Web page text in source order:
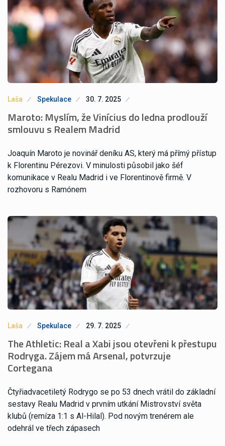
Laša Spekulace 30. 7. 2025
Maroto: Myslím, že Vinícius do ledna prodlouží
smlouvu s Realem Madrid
Joaquín Maroto je novinář deníku AS, který má přímý přístup
k Florentinu Pérezovi. V minulosti působil jako šéf
komunikace v Realu Madrid i ve Florentinově firmě. V
rozhovoru s Ramónem
Laša Spekulace 29. 7. 2025
The Athletic: Real a Xabi jsou otevřeni k přestupu
Rodryga. Zájem má Arsenal, potvrzuje
Cortegana
Čtyřiadvacetiletý Rodrygo se po 53 dnech vrátil do základní
sestavy Realu Madrid v prvním utkání Mistrovství světa
klubů (remíza 1:1 s Al-Hilal). Pod novým trenérem ale
odehrál ve třech zápasech